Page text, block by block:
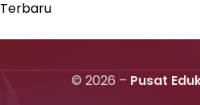
Terbaru
© 2026 – Pusat